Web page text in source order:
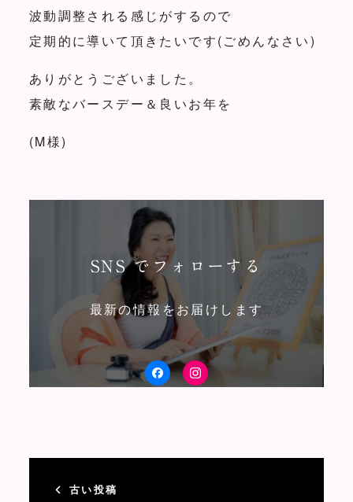
波動調整される感じがするので
定期的に導いて頂きたいです(ごめんなさい)
ありがとうございました。
素敵なバースデー＆良いお年を
(M様)
SNS でフォローする
最新の情報をお届けします
facebookInstagram
古い投稿